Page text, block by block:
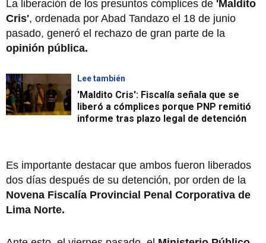
La liberación de los presuntos cómplices de 'Maldito
Cris', ordenada por Abad Tandazo el 18 de junio
pasado, generó el rechazo de gran parte de la
opinión pública.
Lee también
'Maldito Cris': Fiscalía señala que se
liberó a cómplices porque PNP remitió
informe tras plazo legal de detención
Es importante destacar que ambos fueron liberados
dos días después de su detención, por orden de la
Novena Fiscalía Provincial Penal Corporativa de
Lima Norte.